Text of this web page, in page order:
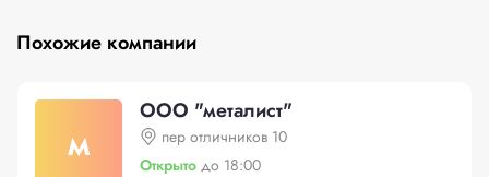
Похожие компании
м
ООО "металист"
пер отличников 10
Открыто до 18:00